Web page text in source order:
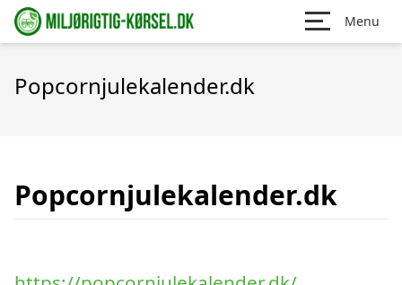
Menu
Popcornjulekalender.dk
Popcornjulekalender.dk